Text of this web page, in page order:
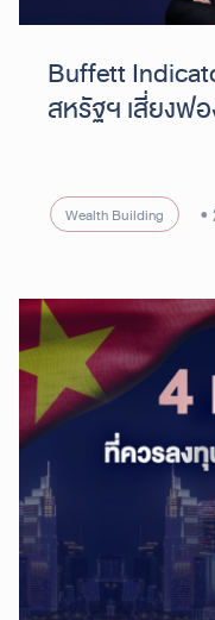
Buffett
สหรัฐฯ เสี่ยงฟ
Wealth Building